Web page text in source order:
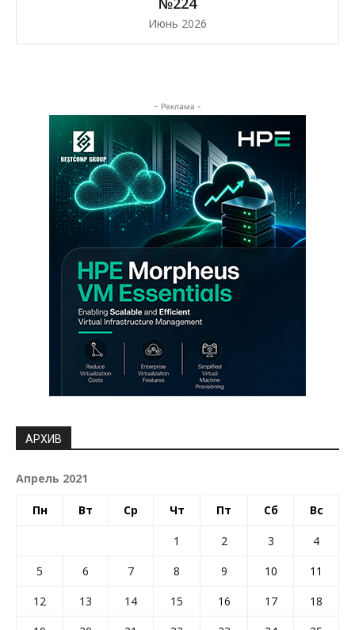
Июнь 2026
- Реклама -
АРХИВ
Апрель 2021
Пн Вт Ср Чт Пт Сб Вс
1 2 3
4
5
6 7 8 9 10
11
12
13 14 15 16 17
18